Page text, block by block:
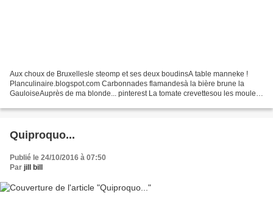
Aux choux de Bruxellesle steomp et ses deux boudinsA table manneke !
Planculinaire.blogspot.com Carbonnades flamandesà la bière brune la
GauloiseAuprès de ma blonde... pinterest La tomate crevettesou les moules
Quiproquo...
Publié le 24/10/2016 à 07:50
Par jill bill